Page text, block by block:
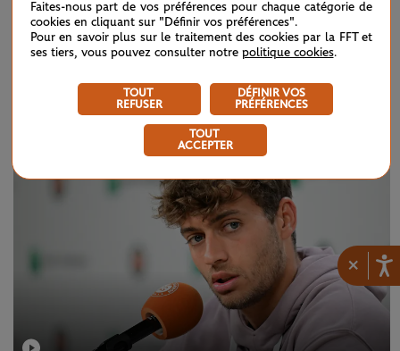
×
Alexander Zverev (finale)
Faites-nous part de vos préférences pour chaque catégorie de
cookies en cliquant sur "Définir vos préférences".
Pour en savoir plus sur le traitement des cookies par la FFT et
ses tiers, vous pouvez consulter notre politique cookies.
TOUT
REFUSER
DÉFINIR VOS
PRÉFÉRENCES
TOUT
ACCEPTER